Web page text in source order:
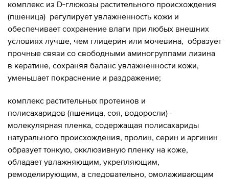
комплекс из D‑глюкозы растительного происхождения
(пшеница) регулирует увлажненность кожи и
обеспечивает сохранение влаги при любых внешних
условиях лучше, чем глицерин или мочевина, образует
прочные связи со свободными аминогруппами лизина
в кератине, сохраняя баланс увлажненности кожи,
уменьшает покраснение и раздражение;
комплекс растительных протеинов и
полисахаридов (пшеница, соя, водоросли) -
молекулярная пленка, содержащая полисахариды
натурального происхождения, пролин, серин и аргинин
образует тонкую, окклюзивную пленку на коже,
обладает увлажняющим, укрепляющим,
ремоделирующим, а следовательно, омолаживающим